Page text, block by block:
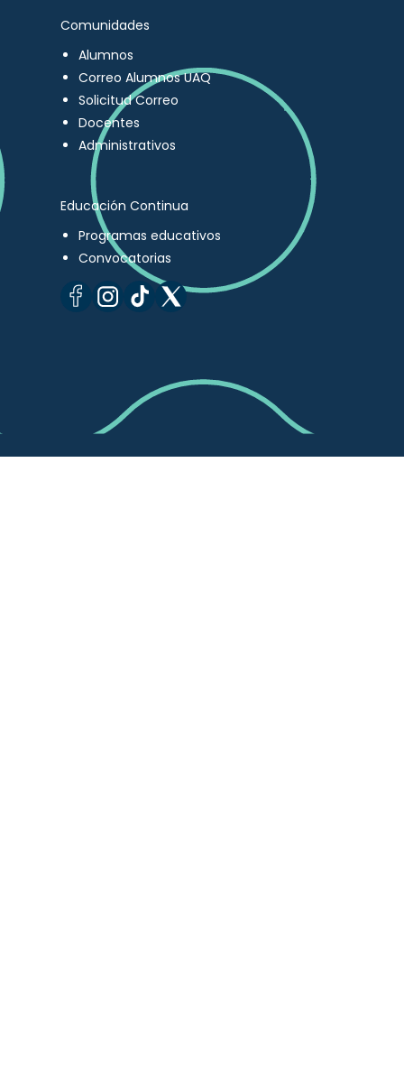
Comunidades
Alumnos
Correo Alumnos UAQ
Solicitud Correo
Docentes
Administrativos
Educación Continua
Programas educativos
Convocatorias